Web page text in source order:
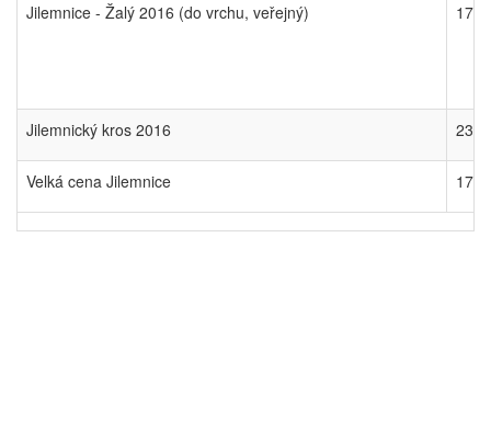
Jilemnice - Žalý 2016 (do vrchu, veřejný)
Jilemnický kros 2016
Velká cena Jilemnice